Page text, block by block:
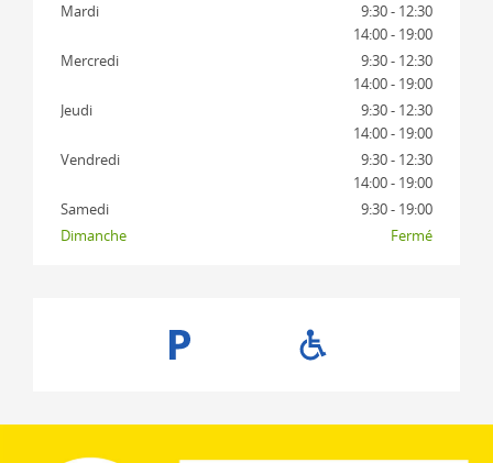
Mardi
9:30 - 12:30
14:00 - 19:00
Mercredi
9:30 - 12:30
14:00 - 19:00
Jeudi
9:30 - 12:30
14:00 - 19:00
Vendredi
9:30 - 12:30
14:00 - 19:00
Samedi
9:30 - 19:00
Dimanche
Fermé